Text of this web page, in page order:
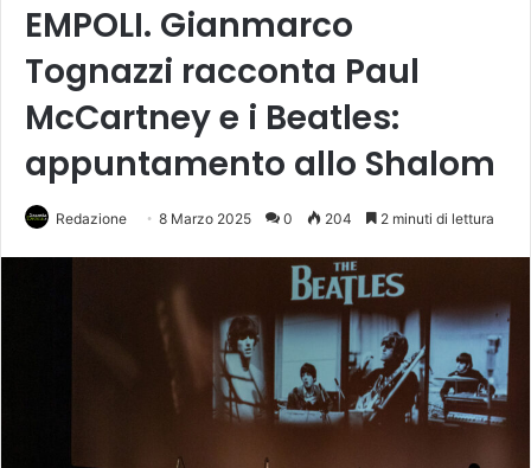
EMPOLI. Gianmarco
Tognazzi racconta Paul
McCartney e i Beatles:
appuntamento allo Shalom
Redazione 8 Marzo 2025 0 204 2 minuti di lettura